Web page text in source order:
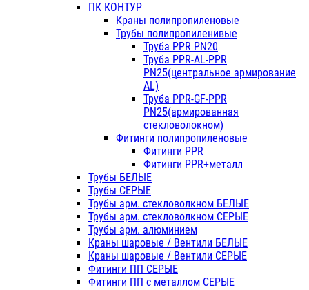
ПК КОНТУР
Краны полипропиленовые
Трубы полипропиленивые
Труба PPR PN20
Труба PPR-AL-PPR
PN25(центральное армирование
AL)
Труба PPR-GF-PPR
PN25(армированная
стекловолокном)
Фитинги полипропиленовые
Фитинги PPR
Фитинги PPR+металл
Трубы БЕЛЫЕ
Трубы СЕРЫЕ
Трубы арм. стекловолкном БЕЛЫЕ
Трубы арм. стекловолкном СЕРЫЕ
Трубы арм. алюминием
Краны шаровые / Вентили БЕЛЫЕ
Краны шаровые / Вентили СЕРЫЕ
Фитинги ПП СЕРЫЕ
Фитинги ПП с металлом СЕРЫЕ